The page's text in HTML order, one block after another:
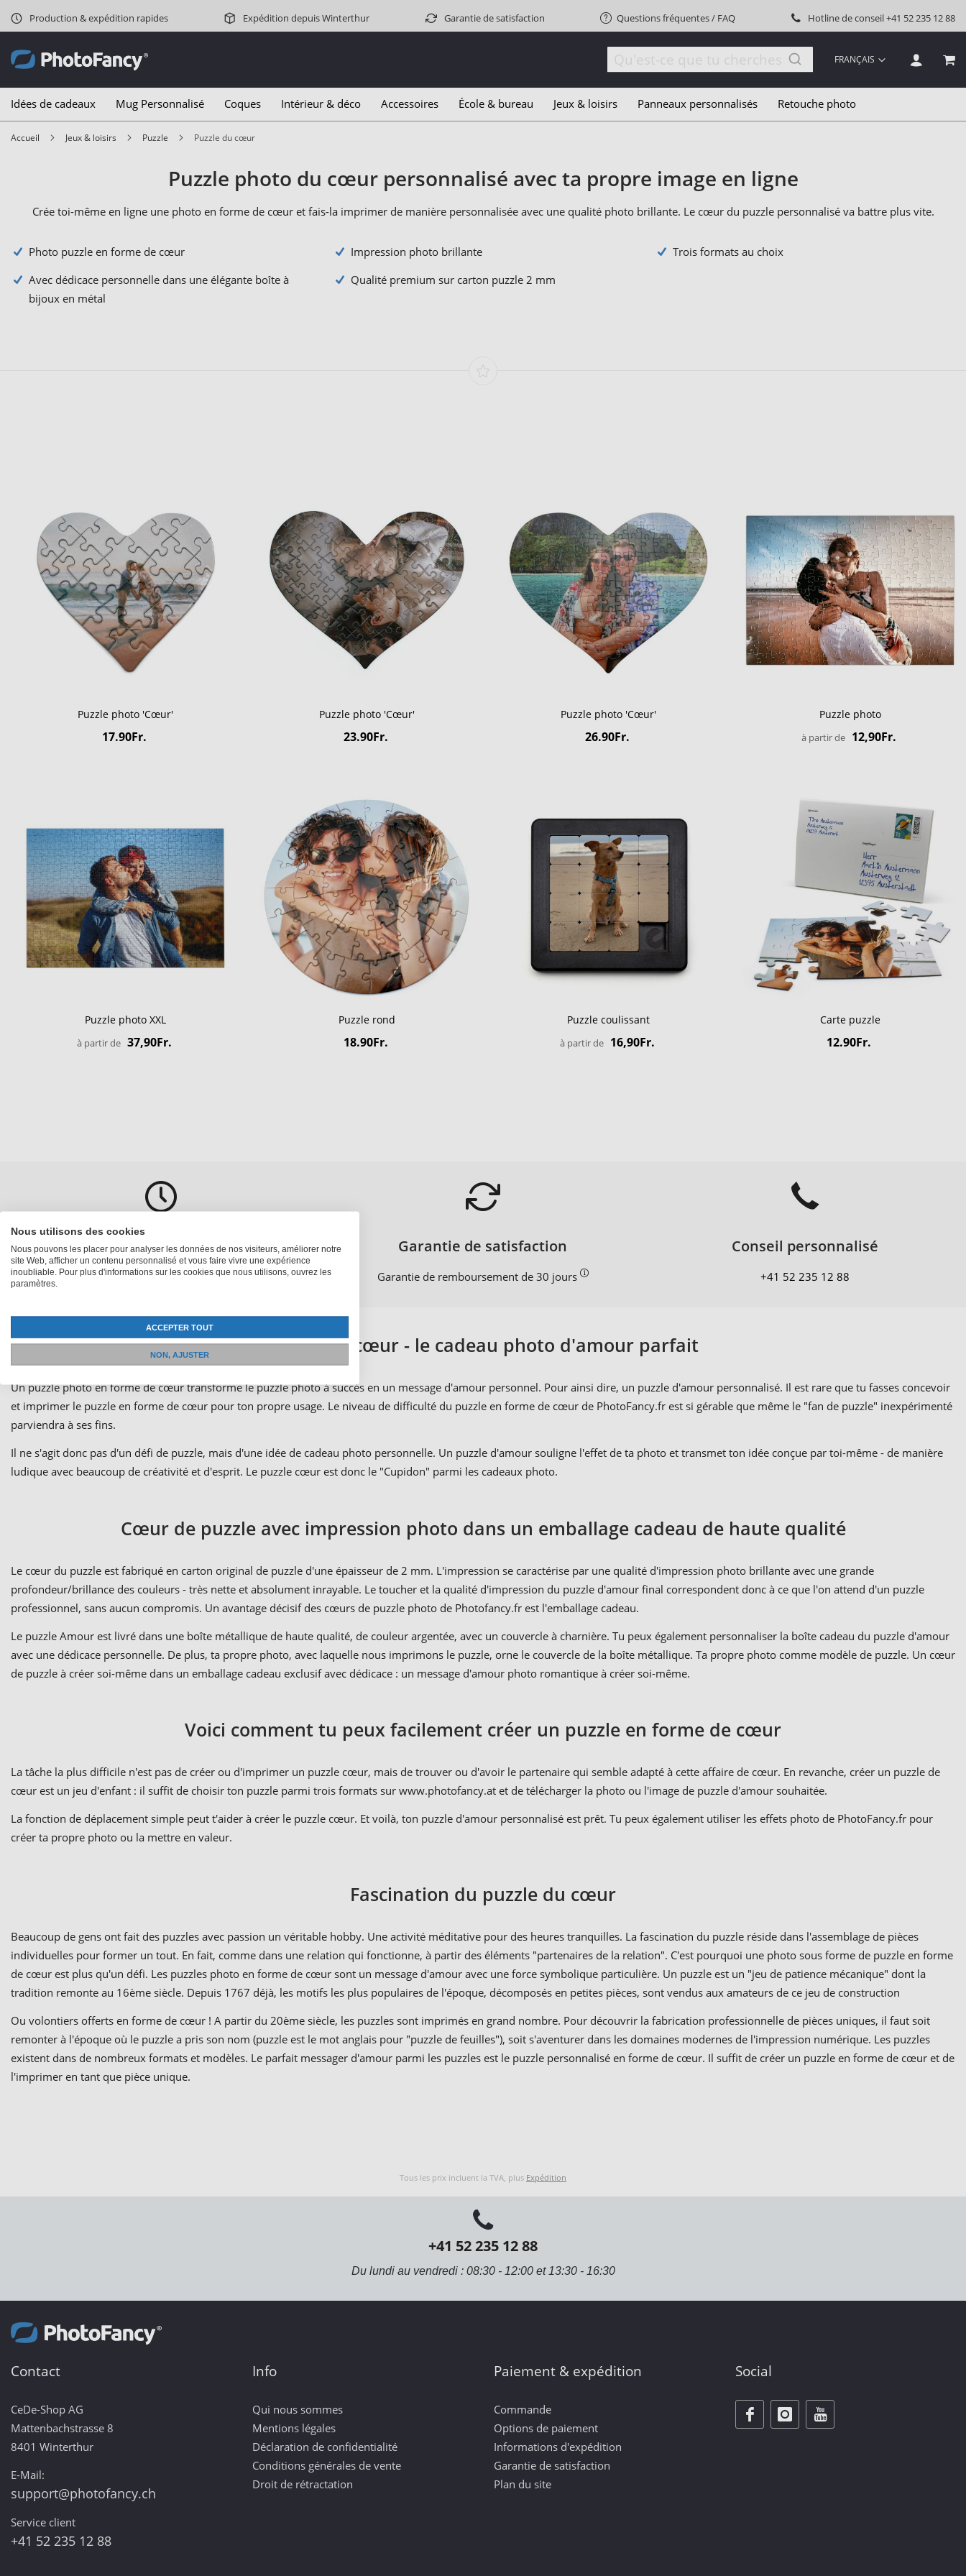
Production & expédition rapides Expédition depuis Winterthur Garantie de satisfaction Questions fréquentes / FAQ Hotline de conseil+41 52 235 12 88
LANGUE
FRANÇAIS
Idées de cadeaux Mug Personnalisé Coques Intérieur & déco Accessoires École & bureau Jeux & loisirs Panneaux personnalisés Retouche photo
Accueil Jeux & loisirs Puzzle Puzzle du cœur
Puzzle photo du cœur personnalisé avec ta propre image en ligne
Crée toi-même en ligne une photo en forme de cœur et fais-la imprimer de manière personnalisée avec une qualité photo brillante. Le cœur du puzzle personnalisé va battre plus vite.
Photo puzzle en forme de cœur
Avec dédicace personnelle dans une élégante boîte à
bijoux en métal
Impression photo brillante
Qualité premium sur carton puzzle 2 mm
Trois formats au choix
Puzzle photo 'Cœur'
17.90Fr.
Puzzle photo 'Cœur'
23.90Fr.
Puzzle photo 'Cœur'
26.90Fr.
Puzzle photo
à partir de 12,90Fr.
Puzzle photo XXL
à partir de 37,90Fr.
Puzzle rond
18.90Fr.
Puzzle coulissant
à partir de 16,90Fr.
Carte puzzle
12.90Fr.
Expédition depuis Winterthur
Tous les produits sont issus de notre propre production
Garantie de satisfaction
Garantie de remboursement de 30 jours
Conseil personnalisé
+41 52 235 12 88
Puzzle de cœur - le cadeau photo d'amour parfait
Un puzzle photo en forme de cœur transforme le puzzle photo à succès en un message d'amour personnel. Pour ainsi dire, un puzzle d'amour personnalisé. Il est rare que tu fasses concevoir
et imprimer le puzzle en forme de cœur pour ton propre usage. Le niveau de difficulté du puzzle en forme de cœur de PhotoFancy.fr est si gérable que même le "fan de puzzle" inexpérimenté
parviendra à ses fins.
Il ne s'agit donc pas d'un défi de puzzle, mais d'une idée de cadeau photo personnelle. Un puzzle d'amour souligne l'effet de ta photo et transmet ton idée conçue par toi-même - de manière
ludique avec beaucoup de créativité et d'esprit. Le puzzle cœur est donc le "Cupidon" parmi les cadeaux photo.
Cœur de puzzle avec impression photo dans un emballage cadeau de haute qualité
Le cœur du puzzle est fabriqué en carton original de puzzle d'une épaisseur de 2 mm. L'impression se caractérise par une qualité d'impression photo brillante avec une grande
profondeur/brillance des couleurs - très nette et absolument inrayable. Le toucher et la qualité d'impression du puzzle d'amour final correspondent donc à ce que l'on attend d'un puzzle
professionnel, sans aucun compromis. Un avantage décisif des cœurs de puzzle photo de Photofancy.fr est l'emballage cadeau.
Le puzzle Amour est livré dans une boîte métallique de haute qualité, de couleur argentée, avec un couvercle à charnière. Tu peux également personnaliser la boîte cadeau du puzzle d'amour
avec une dédicace personnelle. De plus, ta propre photo, avec laquelle nous imprimons le puzzle, orne le couvercle de la boîte métallique. Ta propre photo comme modèle de puzzle. Un cœur
de puzzle à créer soi-même dans un emballage cadeau exclusif avec dédicace : un message d'amour photo romantique à créer soi-même.
Voici comment tu peux facilement créer un puzzle en forme de cœur
La tâche la plus difficile n'est pas de créer ou d'imprimer un puzzle cœur, mais de trouver ou d'avoir le partenaire qui semble adapté à cette affaire de cœur. En revanche, créer un puzzle de
cœur est un jeu d'enfant : il suffit de choisir ton puzzle parmi trois formats sur www.photofancy.at et de télécharger la photo ou l'image de puzzle d'amour souhaitée.
La fonction de déplacement simple peut t'aider à créer le puzzle cœur. Et voilà, ton puzzle d'amour personnalisé est prêt. Tu peux également utiliser les effets photo de PhotoFancy.fr pour
créer ta propre photo ou la mettre en valeur.
Fascination du puzzle du cœur
Beaucoup de gens ont fait des puzzles avec passion un véritable hobby. Une activité méditative pour des heures tranquilles. La fascination du puzzle réside dans l'assemblage de pièces
individuelles pour former un tout. En fait, comme dans une relation qui fonctionne, à partir des éléments "partenaires de la relation". C'est pourquoi une photo sous forme de puzzle en forme
de cœur est plus qu'un défi. Les puzzles photo en forme de cœur sont un message d'amour avec une force symbolique particulière. Un puzzle est un "jeu de patience mécanique" dont la
tradition remonte au 16ème siècle. Depuis 1767 déjà, les motifs les plus populaires de l'époque, décomposés en petites pièces, sont vendus aux amateurs de ce jeu de construction
Ou volontiers offerts en forme de cœur ! A partir du 20ème siècle, les puzzles sont imprimés en grand nombre. Pour découvrir la fabrication professionnelle de pièces uniques, il faut soit
remonter à l'époque où le puzzle a pris son nom (puzzle est le mot anglais pour "puzzle de feuilles"), soit s'aventurer dans les domaines modernes de l'impression numérique. Les puzzles
existent dans de nombreux formats et modèles. Le parfait messager d'amour parmi les puzzles est le puzzle personnalisé en forme de cœur. Il suffit de créer un puzzle en forme de cœur et de
l'imprimer en tant que pièce unique.
Tous les prix incluent la TVA, plus Expédition
+41 52 235 12 88
Du lundi au vendredi : 08:30 - 12:00 et 13:30 - 16:30
Contact
CeDe-Shop AG
Mattenbachstrasse 8
8401 Winterthur
E-Mail:
support@photofancy.ch
Service client
+41 52 235 12 88
Info
Qui nous sommes
Mentions légales
Déclaration de confidentialité
Conditions générales de vente
Droit de rétractation
Paiement & expédition
Commande
Options de paiement
Informations d'expédition
Garantie de satisfaction
Plan du site
Social
Nous utilisons des cookies
Nous pouvons les placer pour analyser les données de nos visiteurs, améliorer notre
site Web, afficher un contenu personnalisé et vous faire vivre une expérience
inoubliable. Pour plus d'informations sur les cookies que nous utilisons, ouvrez les
paramètres.
ACCEPTER TOUT
NON, AJUSTER